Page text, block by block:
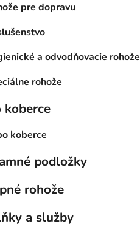
pre dopravu
a odvodňovacie rohože
rohože
koberce
koberce
podložky
rohože
a služby